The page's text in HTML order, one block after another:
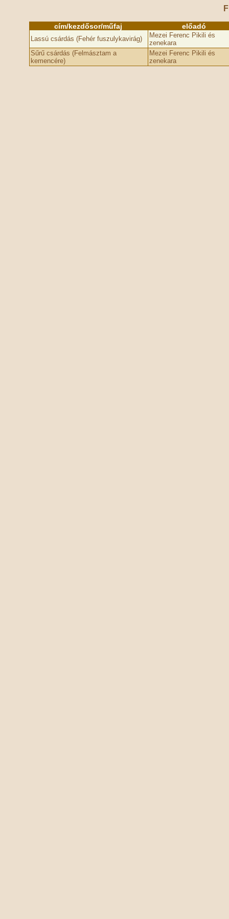
cím/kezdősor/műfaj előadó
Lassú csárdás (Fehér fuszulykavirág)
Mezei Ferenc Pikili és
zenekara
Sűrű csárdás (Felmásztam a
kemencére)
Mezei Ferenc Pikili és
zenekara